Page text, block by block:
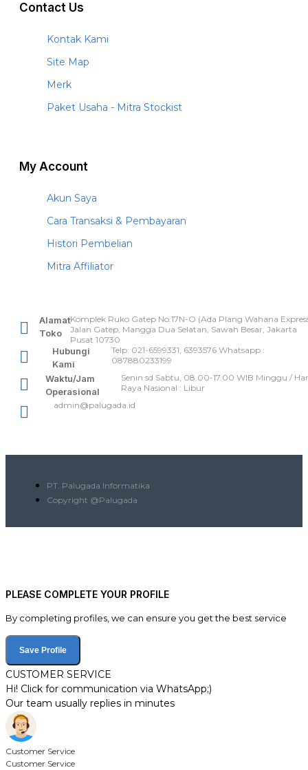
Contact Us
Kontak Kami
Site Map
Merk
Paket Usaha - Mitra Stockist
My Account
Akun Saya
Cara Transaksi & Pembayaran
Histori Pembelian
Mitra Affiliator
Alamat
Toko
Komplek Ruko Gatep No.17N-O (Ada Plang Wahana
Jalan Gatep, Mangga Dua Selatan, Sawah Besar, Jakarta
Pusat 10730
Hubungi
Kami
Telp: 021-6599331, 6393576 Whatsapp :
087880233199
Waktu/Jam
Operasional
Senin sd Sabtu, 08.00-17.00 WIB Minggu /
Raya Nasional : Libur
admin@palugada.id
PT. Palugada Informatika
Copyright @Palugada
PLEASE COMPLETE YOUR PROFILE
By completing profiles, we can ensure you get the best service
Save Profile
CUSTOMER SERVICE
Hi! Click for communication via WhatsApp;)
Our team usually replies in minutes
Customer Service
Customer Service